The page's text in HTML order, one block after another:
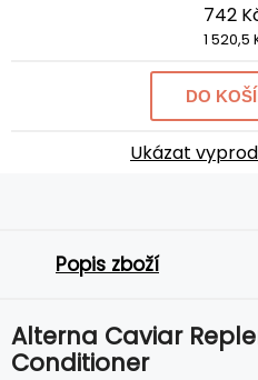
742
1 520,5
DO
Ukázat
Popis zboží
Alterna Caviar
Conditioner